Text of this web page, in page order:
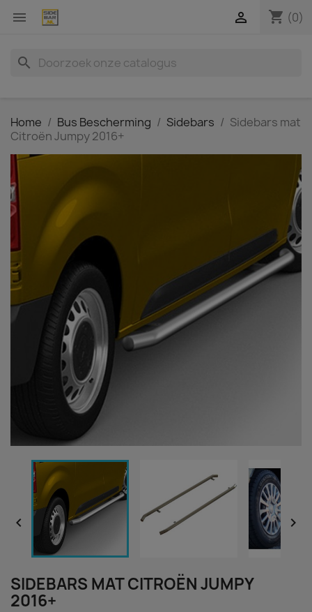
 shopping_cart (0)

search
Home Bus Bescherming Sidebars
Sidebars mat
Citroën Jumpy 2016+
 
SIDEBARS MAT CITROËN JUMPY
2016+